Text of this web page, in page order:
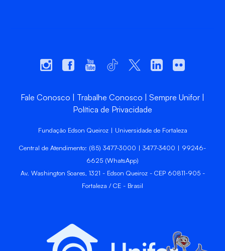
Fale Conosco Trabalhe Conosco
Sempre Unifor
Política de Privacidade
Fundação Edson Queiroz | Universidade de Fortaleza
Central de Atendimento: (85) 3477-3000 | 3477-3400 | 99246-
6625 (WhatsApp)
Av. Washington Soares, 1321 - Edson Queiroz - CEP 60811-905 -
Fortaleza / CE - Brasil